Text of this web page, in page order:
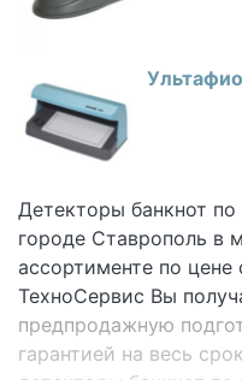
Детекторы банкнот
городе Ставрополь в
ассортименте по
ТехноСервис Вы
предпродажную
гарантией на весь